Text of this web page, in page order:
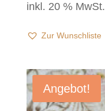
inkl. 20 % MwSt.
Zur Wunschliste
Angebot!